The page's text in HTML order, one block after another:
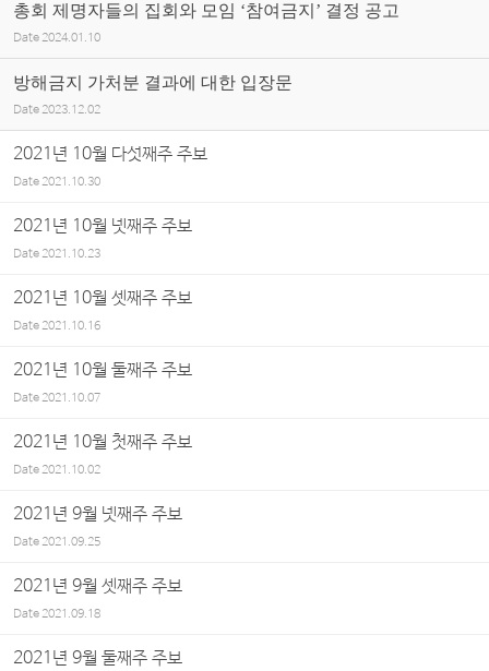
총회 제명자들의 집회와 모임 ‘참여금지’ 결정 공고
Date 2024.01.10
방해금지 가처분 결과에 대한 입장문
Date 2023.12.02
2021년 10월 다섯째주 주보
Date2021.10.30
2021년 10월 넷째주 주보
Date2021.10.23
2021년 10월 셋째주 주보
Date2021.10.16
2021년 10월 둘째주 주보
Date2021.10.07
2021년 10월 첫째주 주보
Date2021.10.02
2021년 9월 넷째주 주보
Date2021.09.25
2021년 9월 셋째주 주보
Date2021.09.18
2021년 9월 둘째주 주보